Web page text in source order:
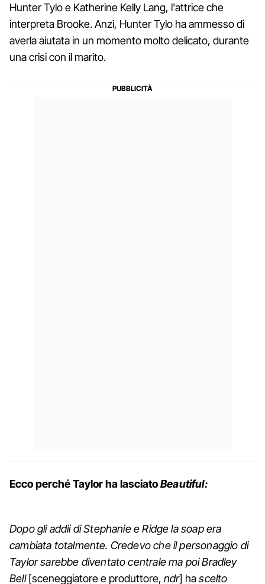
Hunter Tylo e Katherine Kelly Lang, l'attrice che
interpreta Brooke. Anzi, Hunter Tylo ha ammesso di
averla aiutata in un momento molto delicato, durante
una crisi con il marito.
Ecco perché Taylor ha lasciatoBeautiful:
Dopo gli addii di Stephanie e Ridge la soap era
cambiata totalmente. Credevo che il personaggio di
Taylor sarebbe diventato centrale ma poi Bradley
Bell[sceneggiatore e produttore, ndr] hascelto